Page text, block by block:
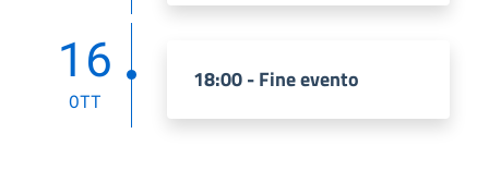
16
OTT
18:00 - Fine evento